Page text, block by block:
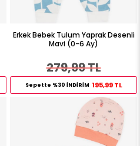
Erkek Bebek Tulum Yaprak Desenli
Mavi (0-6 Ay)
279,99 TL
Sepette %30 İNDİRİM 195,99 TL